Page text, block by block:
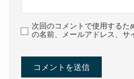
次回のコメントで使用するた
の名前、メールアドレス、サ